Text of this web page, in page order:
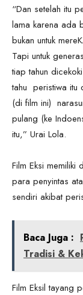
“Dan setelah itu
lama karena ada
bukan untuk
Tapi untuk
tiap tahun
tahu peristiwa itu
(di film ini)
pulang (ke
itu,” Urai Lola.
Film Eksi memiliki
para penyintas
sendiri akibat
Baca Juga :
Tradisi &
Film Eksil tayang